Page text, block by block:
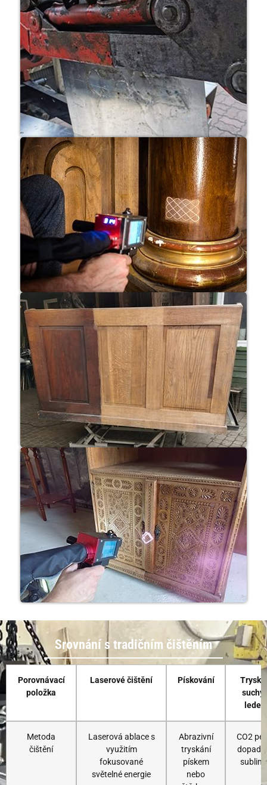
Srovnání s tradičním čištěním
Porovnávací
položka
Laserové čištění Pískování
Metoda
čištění
Laserová ablace s
využitím
fokusované
světelné energie
Abrazivní
tryskání
pískem
nebo
CO2